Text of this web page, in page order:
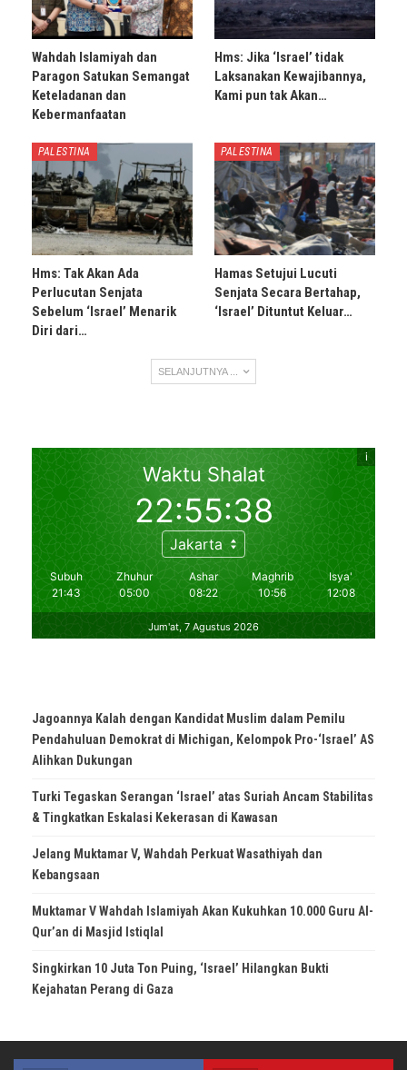
Wahdah Islamiyah dan
Paragon Satukan Semangat
Keteladanan dan
Kebermanfaatan
Hms: Jika ‘Israel’ tidak
Laksanakan Kewajibannya,
Kami pun tak Akan…
PALESTINA
Hms: Tak Akan Ada
Perlucutan Senjata
Sebelum ‘Israel’ Menarik
Diri dari…
PALESTINA
Hamas Setujui Lucuti
Senjata Secara Bertahap,
‘Israel’ Dituntut Keluar…
SELANJUTNYA ...
Jagoannya Kalah dengan Kandidat Muslim dalam Pemilu
Pendahuluan Demokrat di Michigan, Kelompok Pro-‘Israel’ AS
Alihkan Dukungan
Turki Tegaskan Serangan ‘Israel’ atas Suriah Ancam Stabilitas
& Tingkatkan Eskalasi Kekerasan di Kawasan
Jelang Muktamar V, Wahdah Perkuat Wasathiyah dan
Kebangsaan
Muktamar V Wahdah Islamiyah Akan Kukuhkan 10.000 Guru Al-
Qur’an di Masjid Istiqlal
Singkirkan 10 Juta Ton Puing, ‘Israel’ Hilangkan Bukti
Kejahatan Perang di Gaza